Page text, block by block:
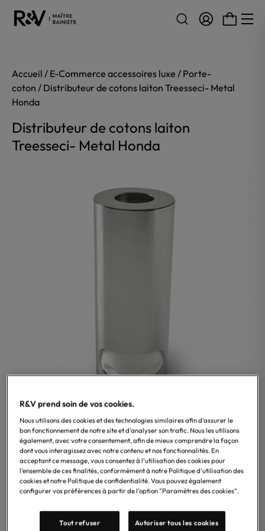
Accueil / E-Commerce accessoires luxe / Porte-
coton / Distributeur de cotons laiton Treesseci- Metal
Honda
Distributeur de cotons laiton
Treesseci- Metal Honda
Treesseci
Distributeur de cotons de marque Treesseci, collection
Metal Tonda, disponible en finitions chrome, noir mat,
laiton brillant, laiton brossé, nickel brillant satiné, nickel
noir brillant, or rose mat. – Accessoire élégant en laiton,
R&V prend soin de vos cookies.
Nous utilisons des cookies et des technologies similaires afin d'assurer le
bon fonctionnement de notre site et d'analyser son trafic. Nous les utilisons
également, avec votre consentement, afin de mieux comprendre la façon
dont vous interagissez avec notre contenu et nos fonctionnalités. En
acceptant ce message, vous consentez à l’utilisation des cookies pour
l’ensemble de ces finalités, conformément à notre Politique d'utilisation des
cookies et notre Politique de confidentialité. Vous pouvez également
configurer vos préférences à partir de l’option "Paramètres des cookies”.
Tout refuser Autoriser tous les cookies